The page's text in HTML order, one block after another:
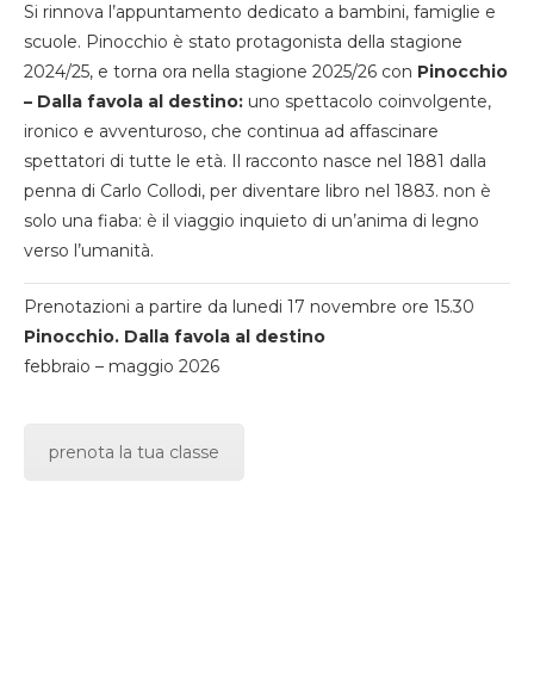
Si rinnova l’appuntamento dedicato a bambini, famiglie e
scuole. Pinocchio è stato protagonista della stagione
2024/25, e torna ora nella stagione 2025/26 con Pinocchio
– Dalla favola al destino: uno spettacolo coinvolgente,
ironico e avventuroso, che continua ad affascinare
spettatori di tutte le età. Il racconto nasce nel 1881 dalla
penna di Carlo Collodi, per diventare libro nel 1883. non è
solo una fiaba: è il viaggio inquieto di un’anima di legno
verso l’umanità.
Prenotazioni a partire da lunedi 17 novembre ore 15.30
Pinocchio. Dalla favola al destino
febbraio – maggio 2026
prenota la tua classe